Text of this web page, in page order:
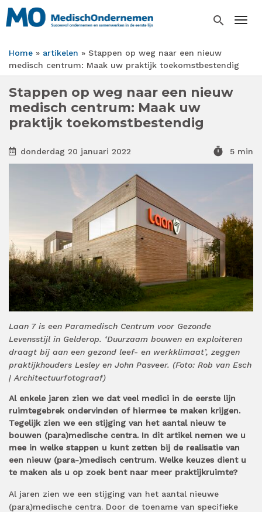
Overslaan
en
inhoud
gaan
search
Kruimelpad
Home artikelen
Stappen op weg naar een nieuw
medisch centrum: Maak uw praktijk toekomstbestendig
Stappen op weg naar een nieuw
medisch centrum: Maak uw
praktijk toekomstbestendig
donderdag 20 januari 2022 timer 5 min
Laan 7 is een Paramedisch Centrum voor Gezonde
Levensstijl in Gelderop. ‘Duurzaam bouwen en exploiteren
draagt bij aan een gezond leef- en werkklimaat’, zeggen
praktijkhouders Lesley en John Pasveer. (Foto: Rob van Esch
| Architectuurfotograaf)
Al enkele jaren zien we dat veel medici in de eerste lijn
ruimtegebrek ondervinden of hiermee te maken krijgen.
Tegelijk zien we een stijging van het aantal nieuw te
bouwen (para)medische centra. In dit artikel nemen we u
mee in welke stappen u kunt zetten bij de realisatie van
een nieuw (para-)medisch centrum. Welke keuzes dient u
te maken als u op zoek bent naar meer praktijkruimte?
Al jaren zien we een stijging van het aantal nieuwe
(para)medische centra. Door de toename van specifieke